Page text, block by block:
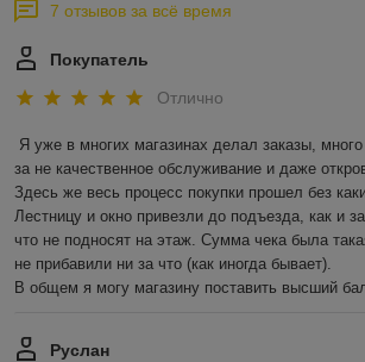
7 отзывов за всё время
Покупатель
Отлично
Я уже в многих магазинах делал заказы,
за не качественное обслуживание и даже
Здесь же весь процесс покупки прошел без
Лестницу и окно привезли до подъезда, как и
что не подносят на этаж. Сумма чека была
не прибавили ни за что (как иногда бывает).
В общем я могу магазину поставить высший
Руслан